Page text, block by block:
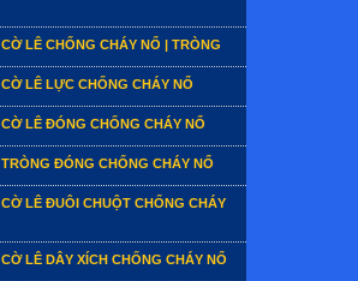
CỜ LÊ CHỐNG CHÁY NỔ | TRÒNG
CỜ LÊ LỰC CHỐNG CHÁY NỔ
CỜ LÊ ĐÓNG CHỐNG CHÁY NỔ
TRÒNG ĐÓNG CHỐNG CHÁY NỔ
CỜ LÊ ĐUÔI CHUỘT CHỐNG CHÁY
CỜ LÊ DÂY XÍCH CHỐNG CHÁY NỔ